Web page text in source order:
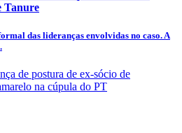
Tanure
das lideranças envolvidas no caso. A